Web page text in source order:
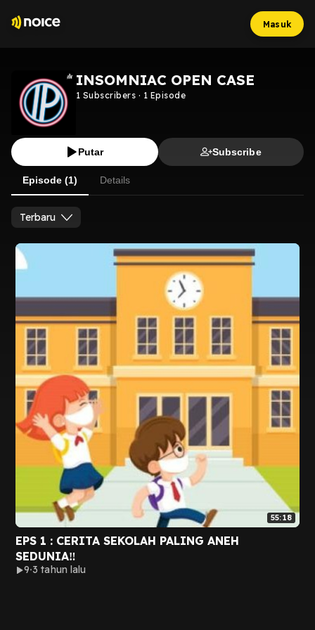
Masuk
INSOMNIAC OPEN CASE
1 Subscribers · 1 Episode
Putar Subscribe
Episode (1) Details
Terbaru
55:18
EPS 1 : CERITA SEKOLAH PALING ANEH
SEDUNIA‼️
9 3 tahun lalu